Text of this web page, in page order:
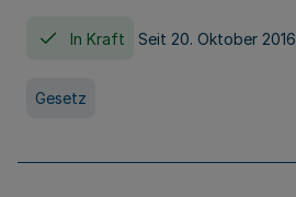
In Kraft Seit 20. Oktober 2016
Gesetz